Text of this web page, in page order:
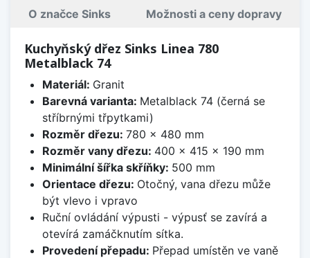
O značce Sinks Možnosti a ceny dopravy
Kuchyňský dřez Sinks Linea 780
Metalblack 74
Materiál: Granit
Barevná varianta: Metalblack 74 (černá se
stříbrnými třpytkami)
Rozměr dřezu: 780 x 480 mm
Rozměr vany dřezu: 400 x 415 x 190 mm
Minimální šířka skříňky: 500 mm
Orientace dřezu: Otočný, vana dřezu může
být vlevo i vpravo
Ruční ovládání výpusti - výpusť se zavírá a
otevírá zamáčknutím sítka.
Provedení přepadu: Přepad umístěn ve vaně